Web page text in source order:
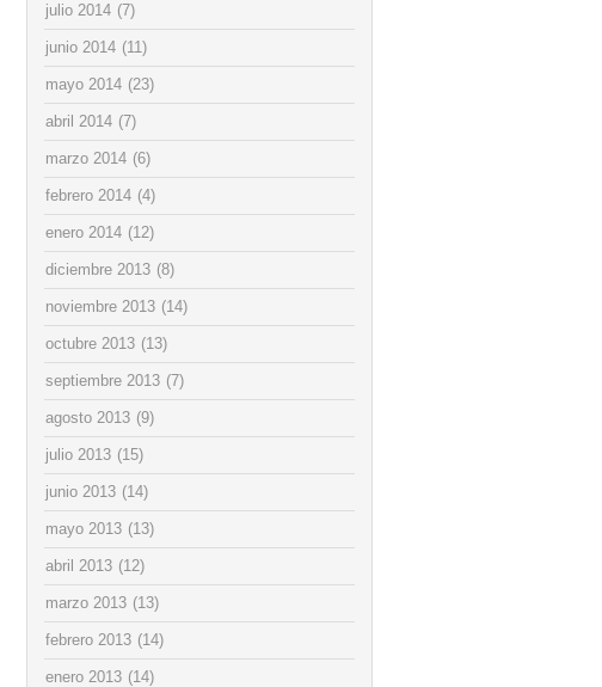
julio 2014 (7)
junio 2014 (11)
mayo 2014 (23)
abril 2014 (7)
marzo 2014 (6)
febrero 2014 (4)
enero 2014 (12)
diciembre 2013 (8)
noviembre 2013 (14)
octubre 2013 (13)
septiembre 2013 (7)
agosto 2013 (9)
julio 2013 (15)
junio 2013 (14)
mayo 2013 (13)
abril 2013 (12)
marzo 2013 (13)
febrero 2013 (14)
enero 2013 (14)